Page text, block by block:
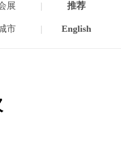
展 | 推荐
市 | English